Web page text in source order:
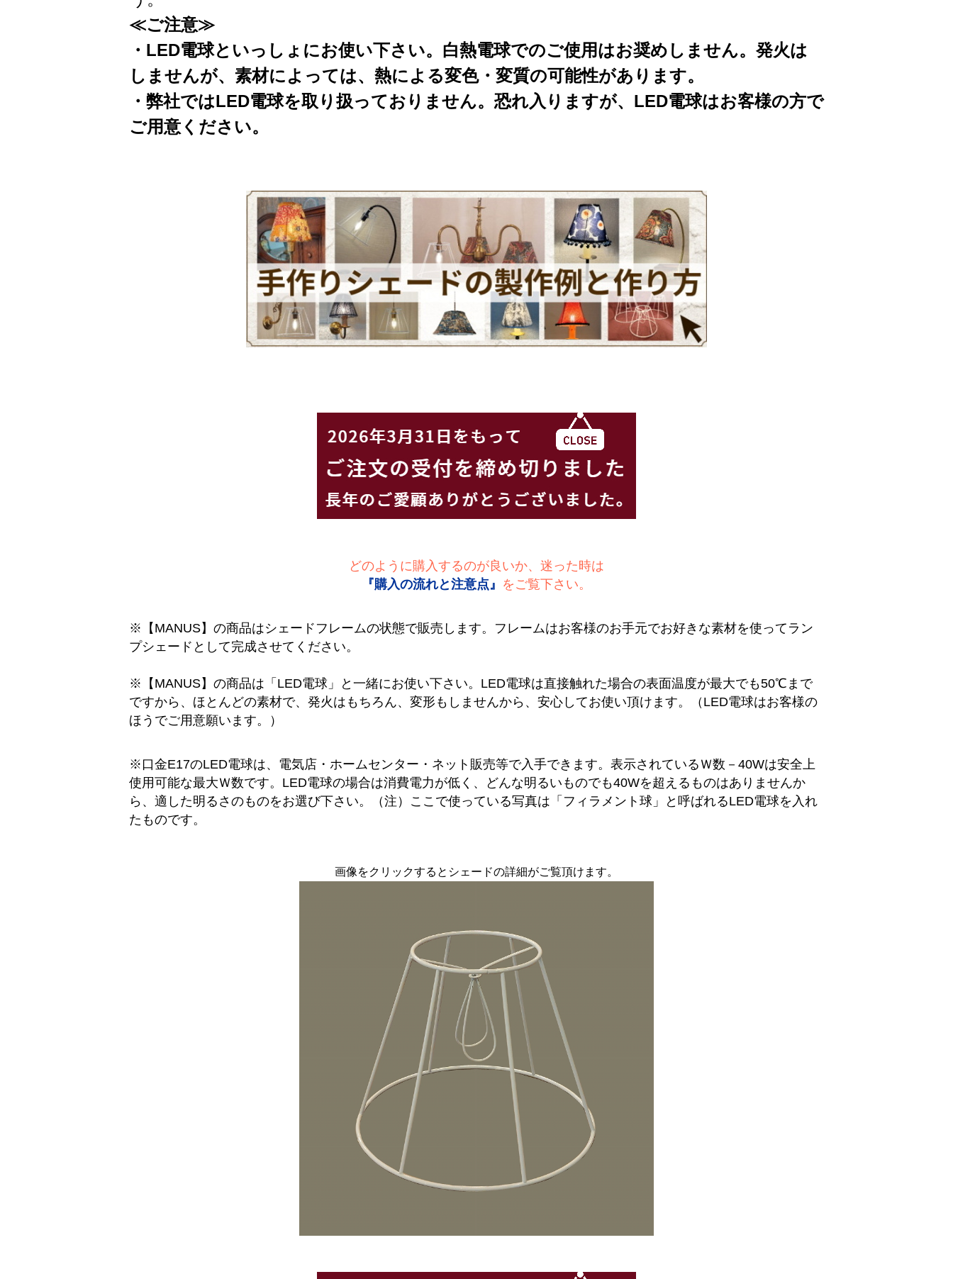
≪ご注意≫
・LED電球といっしょにお使い下さい。白熱電球でのご使用はお奨めしません。発火は
しませんが、素材によっては、熱による変色・変質の可能性があります。
・弊社ではLED電球を取り扱っておりません。恐れ入りますが、LED電球はお客様の方で
ご用意ください。
どのように購入するのが良いか、迷った時は
『購入の流れと注意点』 をご覧下さい。
※【MANUS】の商品はシェードフレームの状態で販売します。フレームはお客様のお手元でお好きな素材を使ってラン
プシェードとして完成させてください。
※【MANUS】の商品は「LED電球」と一緒にお使い下さい。LED電球は直接触れた場合の表面温度が最大でも50℃まで
ですから、ほとんどの素材で、発火はもちろん、変形もしませんから、安心してお使い頂けます。（LED電球はお客様の
ほうでご用意願います。）
※口金E17のLED電球は、電気店・ホームセンター・ネット販売等で入手できます。表示されているＷ数－40Wは安全上
使用可能な最大Ｗ数です。LED電球の場合は消費電力が低く、どんな明るいものでも40Wを超えるものはありませんか
ら、適した明るさのものをお選び下さい。（注）ここで使っている写真は「フィラメント球」と呼ばれるLED電球を入れ
たものです。
画像をクリックするとシェードの詳細がご覧頂けます。